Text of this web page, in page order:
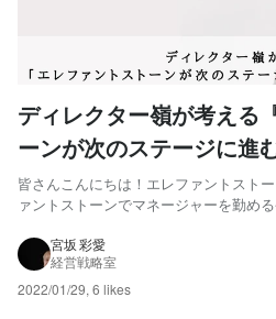
ディレクター嶺が考える
ーンが次のステージに進
と』
皆さんこんにちは！エレファントスト
ァントストーンでマネージャーを勤め
のか』をインタビューしてきました。
紹介したいと思います。 嶺はインタビ
ト...
宮坂 彩愛
経営戦略室
2022/01/29,6 likes